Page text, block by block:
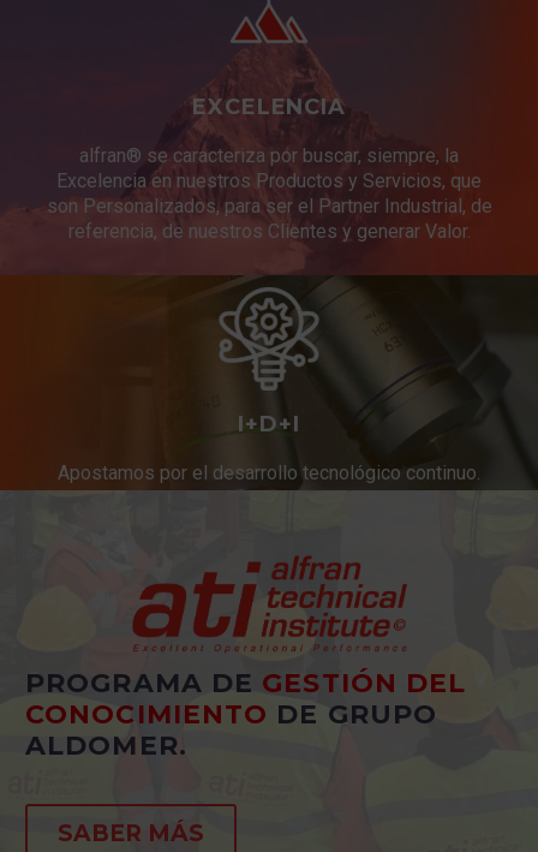
EXCELENCIA
alfran® se caracteriza por buscar, siempre, la
Excelencia en nuestros Productos y Servicios, que
son Personalizados, para ser el Partner Industrial, de
referencia, de nuestros Clientes y generar Valor.
I+D+I
Apostamos por el desarrollo tecnológico continuo.
Innovación constante en productos y servicios.
PROGRAMA DE GESTIÓN DEL
CONOCIMIENTO DE GRUPO
ALDOMER.
SABER MÁS